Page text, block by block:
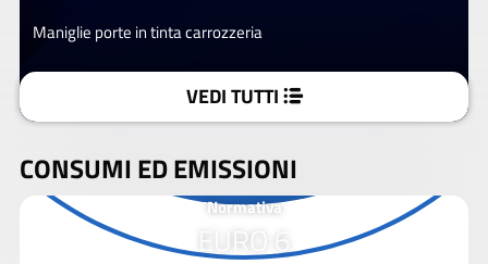
Maniglie porte in tinta carrozzeria
VEDI TUTTI
CONSUMI ED EMISSIONI
Normativa
EURO 6